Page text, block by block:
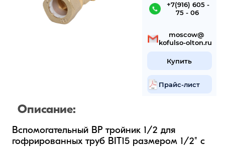
+7(916) 605 -
75 - 06
mosсow@
kofulso-olton.ru
Купить
Прайс-лист
Описание:
Вспомогательный ВР тройник 1/2 для
гофрированных труб BIT15 размером 1/2" с